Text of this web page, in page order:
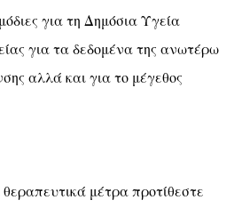
για τη Δημόσια Υγεία
για τα δεδομένα της ανωτέρω
αλλά και για το μέγεθος
μέτρα προτίθεστε